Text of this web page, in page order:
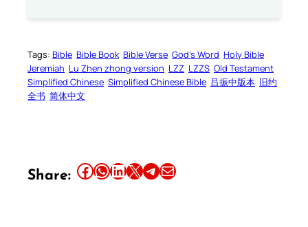
Tags: Bible Bible Book Bible Verse God’s Word Holy Bible
Jeremiah Lu Zhen zhong version LZZ LZZS Old Testament
Simplified Chinese Simplified Chinese Bible 吕振中版本 旧约
全书 简体中文
Share: Share this article on Facebook Share this article on WhatsApp Share this article on LinkedIn Share this article on X Share this article on TelegramEmail this Article